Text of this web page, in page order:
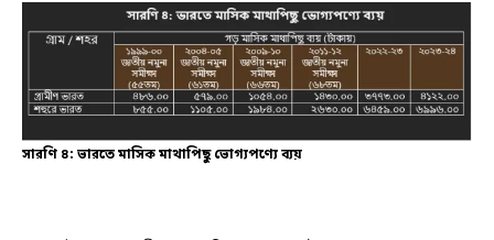
সারণি ৪: ভারতে মাসিক মাথাপিছু ভোগ্যপণ্যে ব্যয়